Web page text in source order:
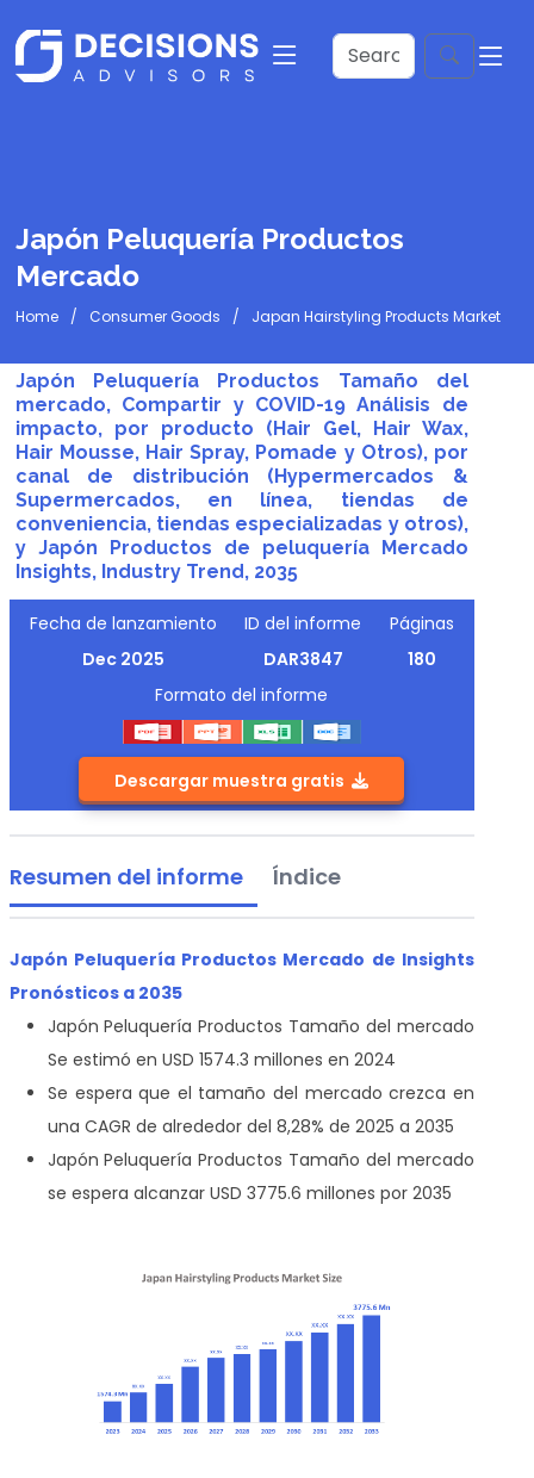
Japón Peluquería Productos
Mercado
Home Consumer Goods Japan Hairstyling Products Market
Japón Peluquería Productos Tamaño del
mercado, Compartir y COVID-19 Análisis de
impacto, por producto (Hair Gel, Hair Wax,
Hair Mousse, Hair Spray, Pomade y Otros), por
canal de distribución (Hypermercados &
Supermercados, en línea, tiendas de
conveniencia, tiendas especializadas y otros),
y Japón Productos de peluquería Mercado
Insights, Industry Trend, 2035
Fecha de lanzamiento
Dec 2025
ID del informe
DAR3847
Páginas
180
Formato del informe
Descargar muestra gratis
Resumen del informe Índice
Japón Peluquería Productos Mercado de Insights
Pronósticos a 2035
Japón Peluquería Productos Tamaño del mercado
Se estimó en USD 1574.3 millones en 2024
Se espera que el tamaño del mercado crezca en
una CAGR de alrededor del 8,28% de 2025 a 2035
Japón Peluquería Productos Tamaño del mercado
se espera alcanzar USD 3775.6 millones por 2035